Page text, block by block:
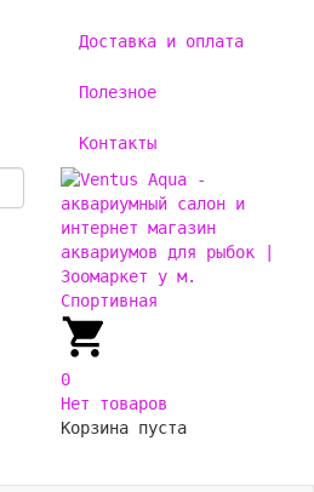
Доставка и оплата
Полезное
Контакты
0
Нет товаров
Корзина пуста